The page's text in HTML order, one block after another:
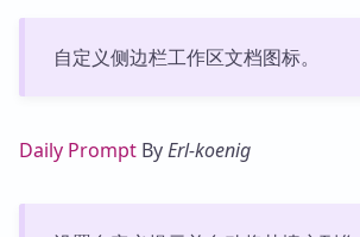
自定义侧边栏工作区文档图标。
Daily Prompt ByErl-koenig